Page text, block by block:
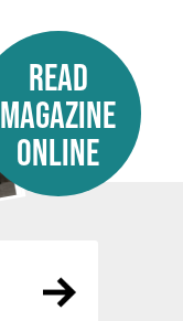
READ
MAGAZINE
ONLINE